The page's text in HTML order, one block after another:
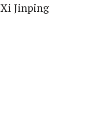
Xi Jinping